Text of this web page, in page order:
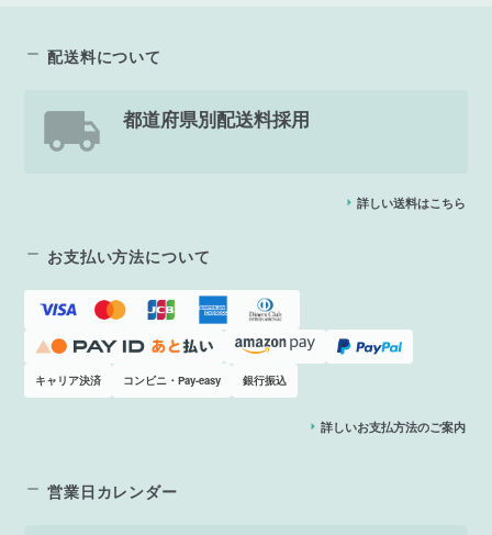
配送料について
都道府県別配送料採用
詳しい送料はこちら
お支払い方法について
キャリア決済 コンビニ・Pay-easy 銀行振込
詳しいお支払方法のご案内
営業日カレンダー